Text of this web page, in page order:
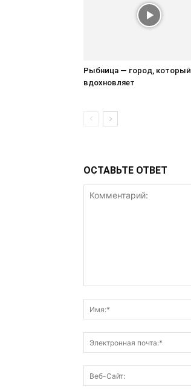
Рыбница — город, который
вдохновляет
ОСТАВЬТЕ ОТВЕТ